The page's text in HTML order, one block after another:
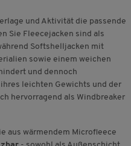
und Aktivität die passende
Sie Fleecejacken sind als
Softshelljacken mit
sowie einem weichen
und dennoch
leichten Gewichts und der
hervorragend als Windbreaker
aus wärmendem Microfleece